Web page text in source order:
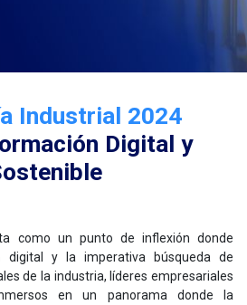
Industrial 2024
Digital y
como un punto de inflexión donde
digital y la imperativa búsqueda de
de la industria, líderes empresariales
en un panorama donde la